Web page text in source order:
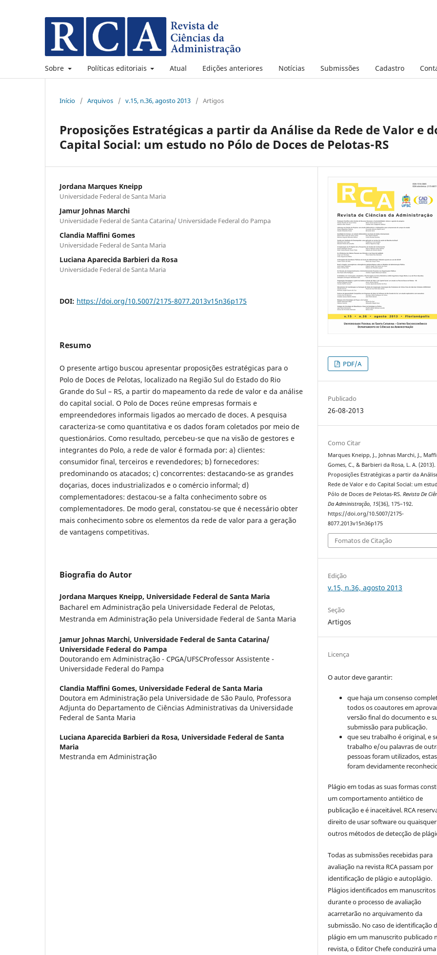
Sobre Políticas editoriais Atual Edições anteriores Notícias Submissões Cadastro
Início / Arquivos / v.15, n.36, agosto 2013 / Artigos
Proposições Estratégicas a partir da Análise da Rede de Valor e
Capital Social: um estudo no Pólo de Doces de Pelotas-RS
Jordana Marques Kneipp
Universidade Federal de Santa Maria
Jamur Johnas Marchi
Universidade Federal de Santa Catarina/ Universidade Federal do Pampa
Clandia Maffini Gomes
Universidade Federal de Santa Maria
Luciana Aparecida Barbieri da Rosa
Universidade Federal de Santa Maria
DOI: https://doi.org/10.5007/2175-8077.2013v15n36p175
Resumo
O presente artigo buscou apresentar proposições estratégicas para o
Polo de Doces de Pelotas, localizado na Região Sul do Estado do Rio
Grande do Sul – RS, a partir do mapeamento da rede de valor e da análise
do capital social. O Polo de Doces reúne empresas formais e
empreendedores informais ligados ao mercado de doces. A pesquisa
caracteriza-se como quantitativa e os dados foram coletados por meio de
questionários. Como resultado, percebeu-se que na visão de gestores e
integrantes do Polo, a rede de valor é formada por: a) clientes:
consumidor final, terceiros e revendedores; b) fornecedores:
predominando os atacados; c) concorrentes: destacando-se as grandes
doçarias, doces industrializados e o comércio informal; d)
complementadores: destacou-se a falta conhecimento sobre os
complementadores. De modo geral, constatou-se que é necessário obter
mais conhecimento sobre os elementos da rede de valor para a geração
de vantagens competitivas.
Biografia do Autor
Jordana Marques Kneipp, Universidade Federal de Santa Maria
Bacharel em Administração pela Universidade Federal de Pelotas,
Mestranda em Administração pela Universidade Federal de Santa Maria
Jamur Johnas Marchi, Universidade Federal de Santa Catarina/
Universidade Federal do Pampa
Doutorando em Administração - CPGA/UFSCProfessor Assistente -
Universidade Federal do Pampa
Clandia Maffini Gomes, Universidade Federal de Santa Maria
Doutora em Administração pela Universidade de São Paulo, Professora
Adjunta do Departamento de Ciências Administrativas da Universidade
Federal de Santa Maria
Luciana Aparecida Barbieri da Rosa, Universidade Federal de Santa
Maria
Mestranda em Administração
PDF/A
Publicado
26-08-2013
Como Citar
Marques Kneipp, J., Johnas Marchi, J.,
Gomes, C., & Barbieri da Rosa, L. A. (2013).
Proposições Estratégicas a partir da
Rede de Valor e do Capital Social: um
Pólo de Doces de Pelotas-RS.Revista De
Da Administração, 15(36), 175–192.
https://doi.org/10.5007/2175-
8077.2013v15n36p175
Fomatos de Citação
Edição
v.15, n.36, agosto 2013
Seção
Artigos
Licença
O autor deve garantir:
que haja um consenso
todos os coautores em
versão final do documento e
submissão para publicação.
que seu trabalho é original, e
trabalho e/ou palavras de
pessoas foram utilizados, estas
foram devidamente
Plágio em todas as suas formas
um comportamento antiético de
publicação e é inaceitável. RCA
direito de usar software ou quaisquer
outros métodos de detecção de
Todas as submissões recebidas para
avaliação na revista RCA passam por
identificação de plágio e autoplágio.
Plágios identificados em manuscritos
durante o processo de avaliação
acarretarão no arquivamento da
submissão. No caso de identificação
plágio em um manuscrito publicado
revista, o Editor Chefe conduzirá uma